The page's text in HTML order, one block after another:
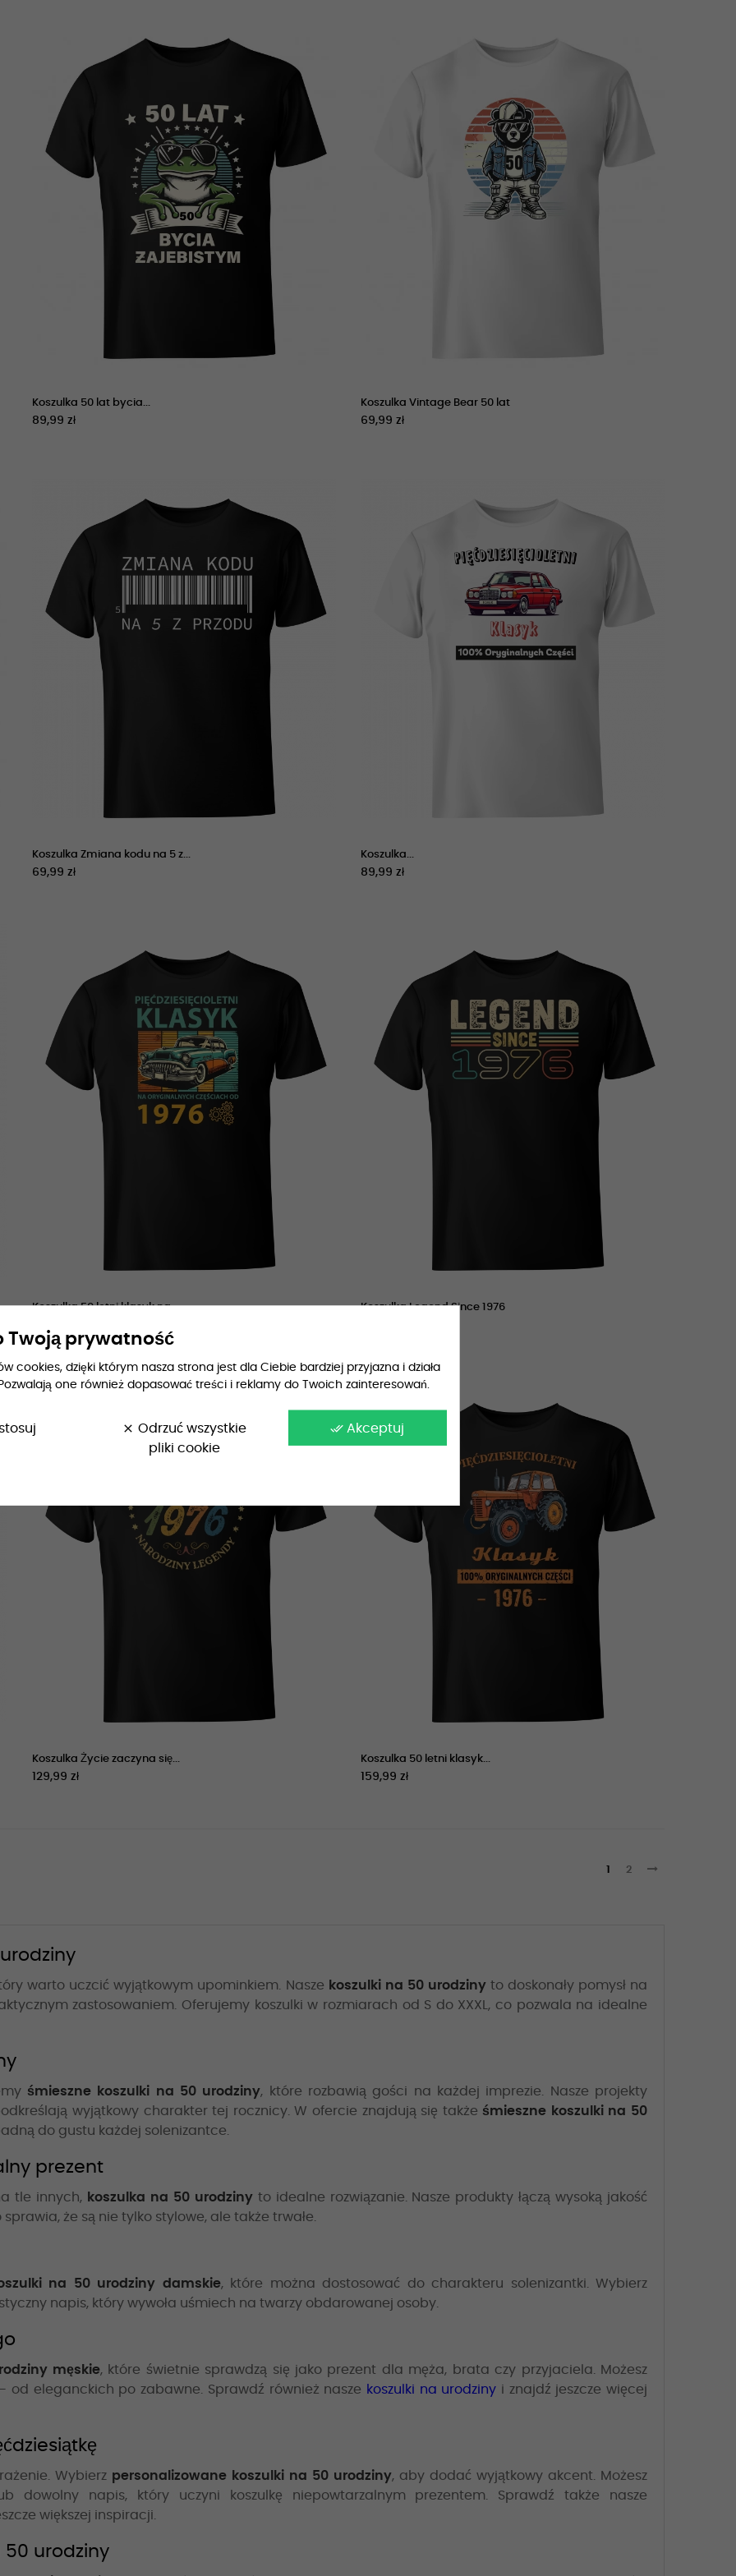
Koszulka 50 lat bycia...
89,99 zł
Koszulka Vintage Bear 50 lat
69,99 zł
Koszulka Zmiana kodu na 5 z...
69,99 zł
Koszulka...
89,99 zł
Koszulka 50 letni klasyk na... Koszulka Legend Since 1976
Koszulka Życie zaczyna się...
129,99 zł
Koszulka 50 letni klasyk...
159,99 zł
2
warto uczcić wyjątkowym upominkiem. Nasze koszulki na 50 urodzinyto doskonały pomysł na
zastosowaniem. Oferujemy koszulki w rozmiarach od S do XXXL, co pozwala na idealne
śmieszne koszulki na 50 urodziny, które rozbawią gości na każdej imprezie. Nasze projekty
wyjątkowy charakter tej rocznicy. W ofercie znajdują się także śmieszne koszulki na 50
do gustu każdej solenizantce.
prezent
tle innych, koszulka na 50 urodzinyto idealne rozwiązanie. Nasze produkty łączą wysoką jakość
że są nie tylko stylowe, ale także trwałe.
na 50 urodziny damskie, które można dostosować do charakteru solenizantki. Wybierz
napis, który wywoła uśmiech na twarzy obdarowanej osoby.
męskie, które świetnie sprawdzą się jako prezent dla męża, brata czy przyjaciela. Możesz
od eleganckich po zabawne. Sprawdź również nasze koszulki na urodziny i znajdź jeszcze więcej
Wybierz personalizowane koszulki na 50 urodziny, aby dodać wyjątkowy akcent. Możesz
dowolny napis, który uczyni koszulkę niepowtarzalnym prezentem. Sprawdź także nasze
większej inspiracji.
50 urodziny
Twoją prywatność
cookies, dzięki którym nasza strona jest dla Ciebie bardziej przyjazna i działa
one również dopasować treści i reklamy do Twoich zainteresowań.
done_all Akceptuj
clear Odrzuć wszystkie
pliki cookie